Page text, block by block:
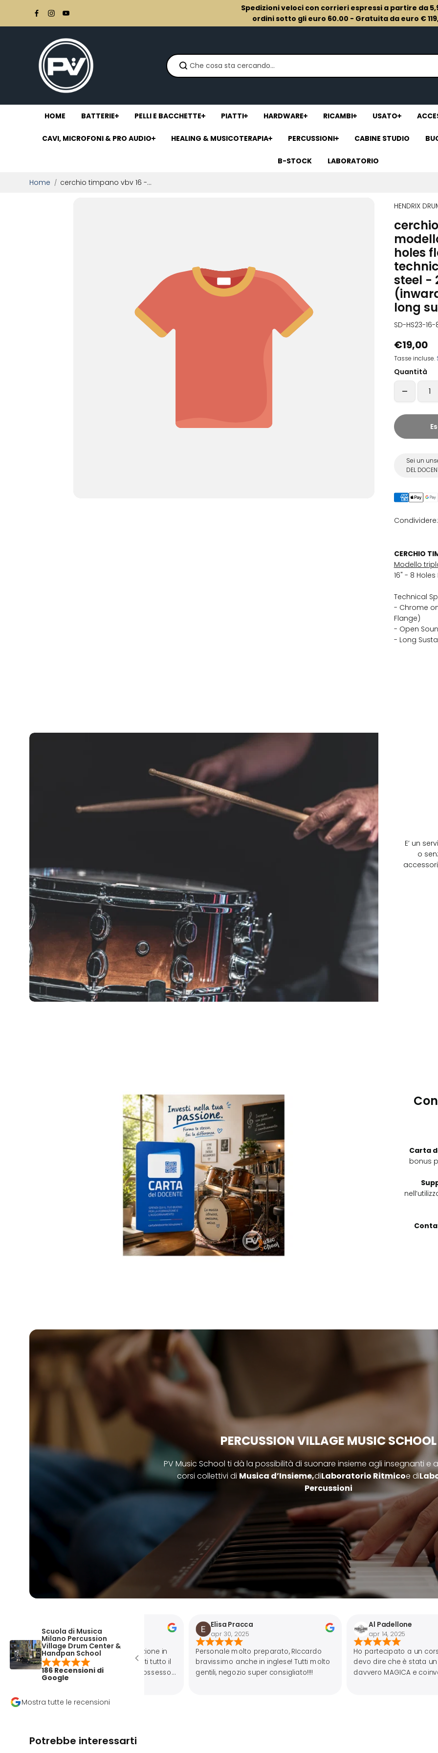
contenuto
Spedizioni veloci con corrieri espressi a partire da
ordini sotto gli euro 60.00 - Gratuita da euro €
HOME BATTERIE PELLI E BACCHETTE PIATTI HARDWARE RICAMBI USATO
CAVI, MICROFONI & PRO AUDIO HEALING & MUSICOTERAPIA PERCUSSIONI CABINE STUDIO
B-STOCK LABORATORIO
Home cerchio timpano vbv 16 -...
HENDRIX
holes
steel -
long
SD-HS23-16-
€19,00
Tasse incluse.
Quantità
Sei un
DEL
Condividere:
CERCHIO
Modello
16" - 8
Technical
- Chrome
Flange)
- Open
- Long
E’ un
o
Carta
bonus
PERCUSSION VILLAGE MUSIC SCHOOL
PV Music School ti dà la possibilità di suonare insieme agli insegnanti e
corsi collettivi di Musica d’Insieme,diLaboratorio Ritmicoe di
Percussioni
Scuola di Musica
Milano Percussion
Village Drum Center &
Handpan School
186 Recensioni di
Google
Elisa Pracca
apr 30, 2025
Personale molto preparato, RIccardo
bravissimo anche in inglese! Tutti molto
gentili, negozio super consigliato!!!!
Al Padellone
apr 14, 2025
Ho partecipato a un corso di Handpan e
devo dire che è stata un esperienza
davvero MAGICA e coinvolgente. Lo
Mostra tutte le recensioni
Potrebbe interessarti